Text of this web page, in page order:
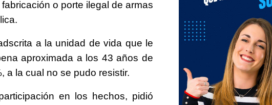
o porte ilegal de armas
a la unidad de vida que le
aproximada a los 43 años de
a la cual no se pudo resistir.
en los hechos, pidió